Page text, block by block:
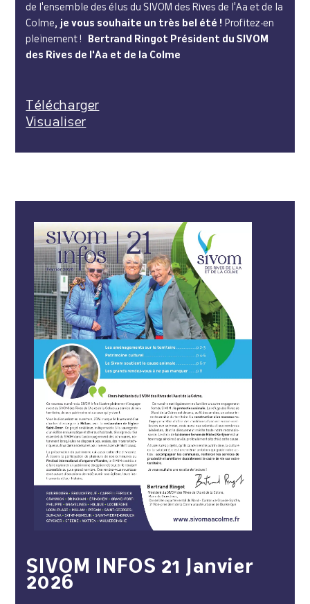
de l'ensemble des élus du SIVOM des Rives de l'Aa et de la
Colme, je vous souhaite un très bel été ! Profitez-en
pleinement !
Bertrand Ringot Président du SIVOM
des Rives de l'Aa et de la Colme
Télécharger
Visualiser
SIVOM INFOS 21 Janvier
2026